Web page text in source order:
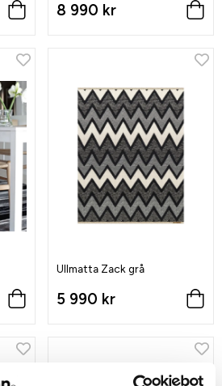
8 990 kr
Ullmatta Zack grå
5 990 kr